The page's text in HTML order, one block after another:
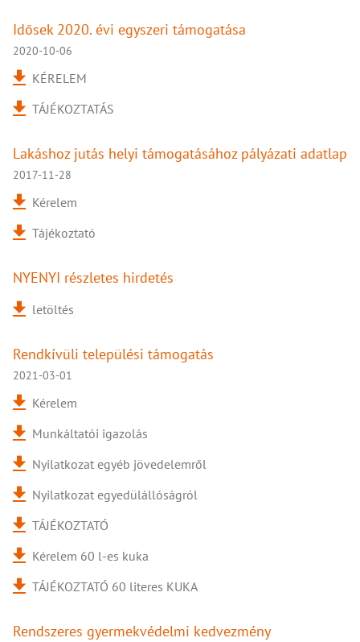
Idősek 2020. évi egyszeri támogatása
2020-10-06
KÉRELEM
TÁJÉKOZTATÁS
Lakáshoz jutás helyi támogatásához pályázati adatlap
2017-11-28
Kérelem
Tájékoztató
NYENYI részletes hirdetés
letöltés
Rendkívüli települési támogatás
2021-03-01
Kérelem
Munkáltatói igazolás
Nyilatkozat egyéb jövedelemről
Nyilatkozat egyedülállóságról
TÁJÉKOZTATÓ
Kérelem 60 l-es kuka
TÁJÉKOZTATÓ 60 literes KUKA
Rendszeres gyermekvédelmi kedvezmény